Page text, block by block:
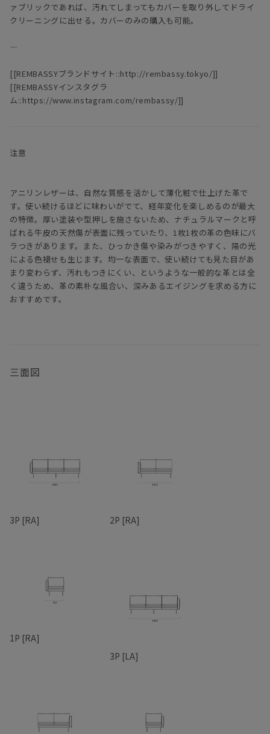
ァブリックであれば、汚れてしまってもカバーを取り外してドライ
クリーニングに出せる。カバーのみの購入も可能。
―
[[REMBASSYブランドサイト::http://rembassy.tokyo/]]
[[REMBASSYインスタグラ
ム::https://www.instagram.com/rembassy/]]
注意
アニリンレザーは、自然な質感を活かして薄化粧で仕上げた革で
す。使い続けるほどに味わいがでて、経年変化を楽しめるのが最大
の特徴。厚い塗装や型押しを施さないため、ナチュラルマークと呼
ばれる牛皮の天然傷が表面に残っていたり、1枚1枚の革の色味にバ
ラつきがあります。また、ひっかき傷や染みがつきやすく、陽の光
による色褪せも生じます。均一な表面で、使い続けても見た目があ
まり変わらず、汚れもつきにくい、というような一般的な革とは全
く違うため、革の素朴な風合い、深みあるエイジングを求める方に
おすすめです。
三面図
3P [RA] 2P [RA]
1P [RA]
3P [LA]